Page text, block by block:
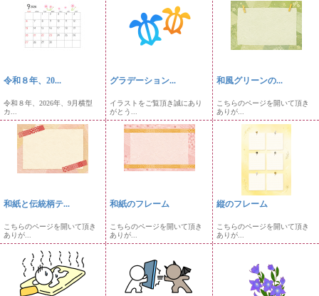
令和８年、20...
令和８年、2026年、9月横型
カ...
グラデーション...
イラストをご覧頂き誠にあり
がとう...
和風グリーンの...
こちらのページを開いて頂き
ありが...
和紙と伝統柄テ...
こちらのページを開いて頂き
ありが...
和紙のフレーム
こちらのページを開いて頂き
ありが...
縦のフレーム
こちらのページを開いて頂き
ありが...